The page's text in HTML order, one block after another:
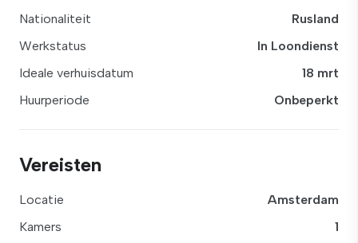
Nationaliteit
Rusland
Werkstatus
In Loondienst
Ideale verhuisdatum
18 mrt
Huurperiode
Onbeperkt
Vereisten
Locatie
Amsterdam
Kamers
1